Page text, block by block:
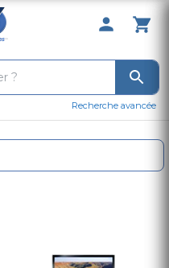
0 Produit
Recherche avancée